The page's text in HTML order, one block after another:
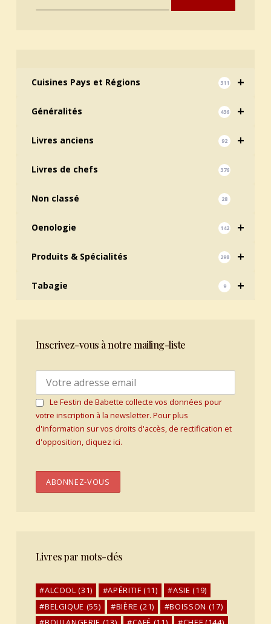
+
Cuisines Pays et Régions 311
+
Généralités 436
+
Livres anciens 92
Livres de chefs 376
Non classé 28
+
Oenologie 142
+
Produits & Spécialités 298
+
Tabagie 9
Inscrivez-vous à notre mailing-liste
Le Festin de Babette collecte vos données pour
votre inscription à la newsletter. Pour plus
d'information sur vos droits d'accès, de rectification et
d'opposition, cliquez ici.
Livres par mots-clés
ALCOOL (31) APÉRITIF (11) ASIE (19)
BELGIQUE (55) BIÈRE (21) BOISSON (17)